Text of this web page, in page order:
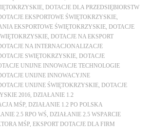
DOTACJE DLA PRZEDSIĘBIORSTW
DOTACJE EKSPORTOWE ŚWIĘTOKRZYSKIE
EKSPORTOWE ŚWIĘTOKRZYSKIE
DOTACJE
DOTACJE NA EKSPORT
DOTACJE NA INTERNACJONALIZACJE
DOTACJE SWIĘTOKRZYSKIE
DOTACJE
UNIJNE INNOWACJE TECHNOLOGIE
DOTACJE UNIJNE INNOWACYJNE
DOTACJE UNIJNE ŚWIĘTOKRZYSKIE
DOTACJE
2016
DZIAŁANIE 1.2
MŚP
DZIAŁANIE 1.2 PO POLSKA
2.5 RPO WŚ
DZIAŁANIE 2.5 WSPARCIE
MŚP
EKSPORT DOTACJE DLA FIRM